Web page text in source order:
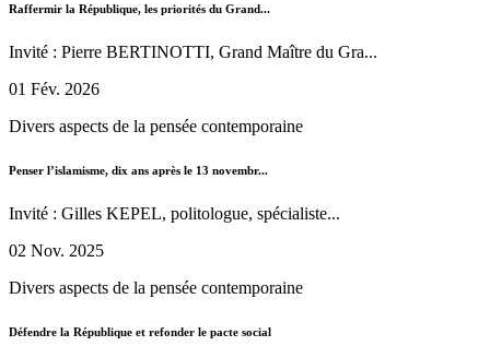
Raffermir la République, les priorités du Grand...
Invité : Pierre BERTINOTTI, Grand Maître du Gra...
01 Fév. 2026
Divers aspects de la pensée contemporaine
Penser l’islamisme, dix ans après le 13 novembr...
Invité : Gilles KEPEL, politologue, spécialiste...
02 Nov. 2025
Divers aspects de la pensée contemporaine
Défendre la République et refonder le pacte social